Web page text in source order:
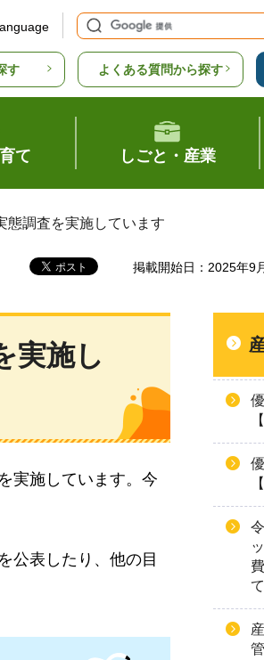
す よくある質問から探す
て しごと・産業
態調査を実施しています
掲載開始日：2025年9
実施し
実施しています。今
公表したり、他の目
て